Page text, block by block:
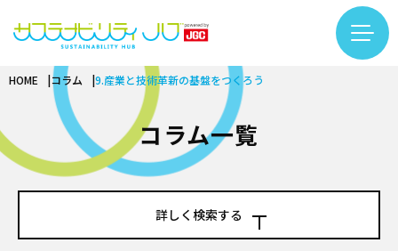
コラム一覧
カーボンニュートラル
基礎知識
バイオ
バイオものづくり
サーキュラーエコノミー
フリーワード検索
コラム一覧
詳しく検索する
HOME コラム 9.産業と技術革新の基盤をつくろう